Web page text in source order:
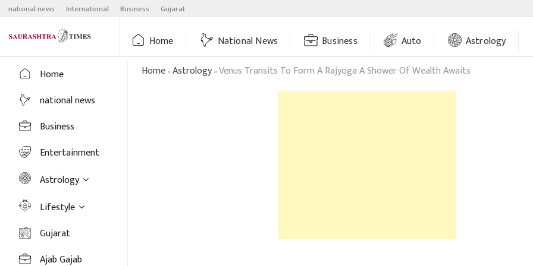
Skip
content
national news International Business Gujarat
Home National News Business Auto Astrology
Home
national news
Business
Entertainment
Astrology
Lifestyle
Gujarat
Ajab Gajab
Home»Astrology»Venus Transits To Form A Rajyoga A Shower Of Wealth Awaits